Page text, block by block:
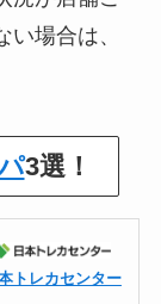
場合は、
3選！
トレカセンター